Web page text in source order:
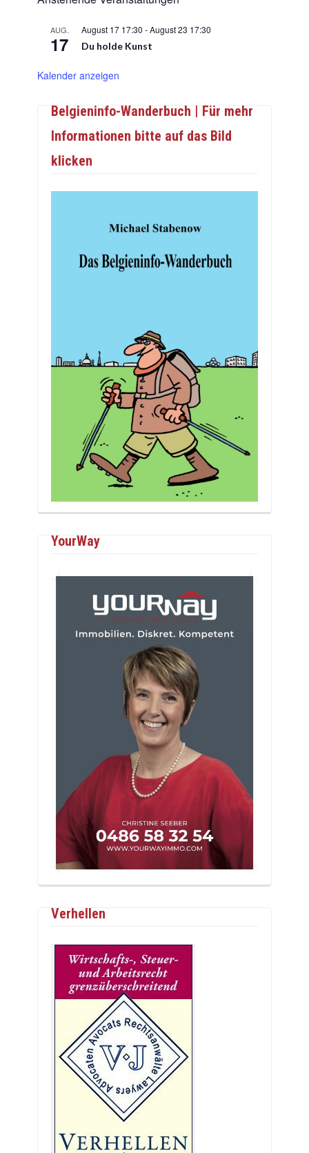
AUG.
17
August 17 17:30 -August 23 17:30
Du holde Kunst
Kalender anzeigen
Belgieninfo-Wanderbuch | Für mehr
Informationen bitte auf das Bild
klicken
YourWay
Verhellen